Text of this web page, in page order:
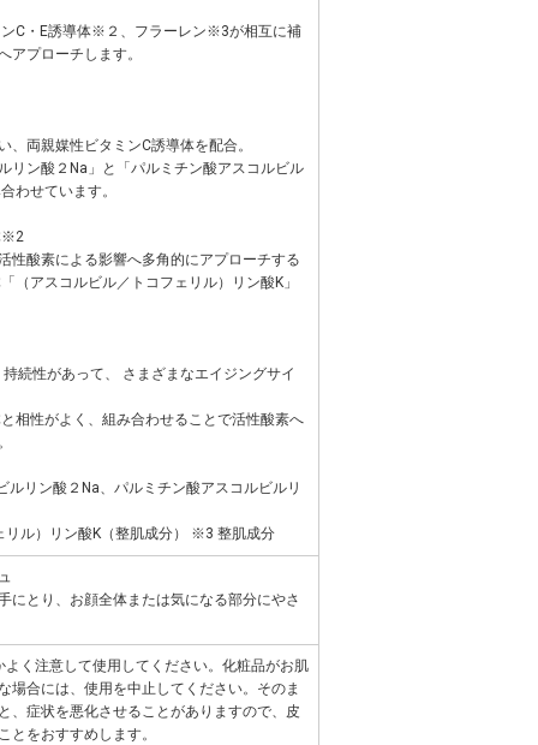
C・E誘導体※２、フラーレン※3が相互に補
アプローチします。
、両親媒性ビタミンC誘導体を配合。
リン酸２Na」と「パルミチン酸アスコルビル
わせています。
※2
性酸素による影響へ多角的にアプローチする
（アスコルビル／トコフェリル）リン酸K」
続性があって、 さまざまなエイジングサイ
相性がよく、組み合わせることで活性酸素へ
リン酸２Na、パルミチン酸アスコルビルリ
ル）リン酸K（整肌成分） ※3 整肌成分
にとり、お顔全体または気になる部分にやさ
く注意して使用してください。化粧品がお肌
場合には、使用を中止してください。そのま
、症状を悪化させることがありますので、皮
とをおすすめします。